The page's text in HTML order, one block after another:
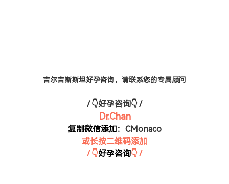
吉尔吉斯斯坦好孕咨询，请联系您的专属顾问
/ 👇好孕咨询👇 /
Dr.Chan
复制微信添加： CMonaco
或长按二维码添加
/ 👇好孕咨询👇 /